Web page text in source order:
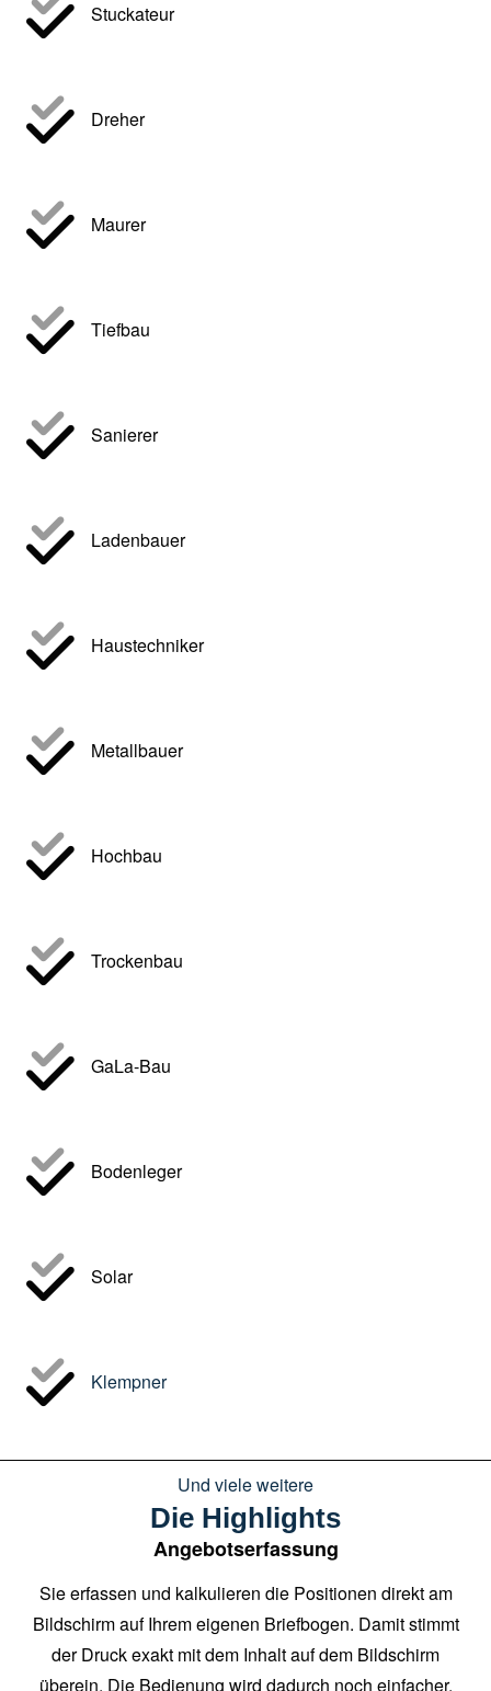
Stuckateur
Dreher
Maurer
Tiefbau
Sanierer
Ladenbauer
Haustechniker
Metallbauer
Hochbau
Trockenbau
GaLa-Bau
Bodenleger
Solar
Klempner
Und viele weitere
Die Highlights
Angebotserfassung
Sie erfassen und kalkulieren die Positionen direkt am
Bildschirm auf Ihrem eigenen Briefbogen. Damit stimmt
der Druck exakt mit dem Inhalt auf dem Bildschirm
überein. Die Bedienung wird dadurch noch einfacher.